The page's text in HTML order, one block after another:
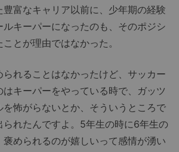
富なキャリア以前に、少年期の経験
キーパーになったのも、そのポジシ
とが理由ではなかった。
れることはなかったけど、サッカー
キーパーをやっている時で、ガッツ
を怖がらないとか、そういうところで
られたんですよ。5年生の時に6年生の
められるのが嬉しいって感情が湧い